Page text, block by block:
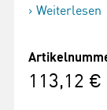
Weiterlesen
113,12 €